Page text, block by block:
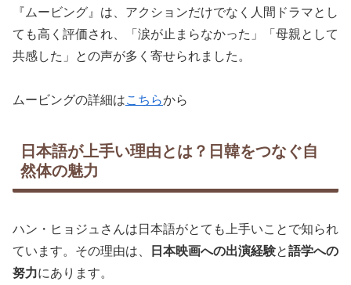
『ムービング』は、アクションだけでなく人間ドラマとし
ても高く評価され、「涙が止まらなかった」「母親として
共感した」との声が多く寄せられました。
ムービングの詳細はこちらから
日本語が上手い理由とは？日韓をつなぐ自
然体の魅力
ハン・ヒョジュさんは日本語がとても上手いことで知られ
ています。その理由は、
日本映画への出演経験と語学への
努力にあります。